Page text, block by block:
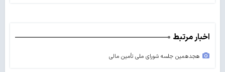
اخبار مرتبط
هجدهمین جلسه شورای ملی تأمین مالی